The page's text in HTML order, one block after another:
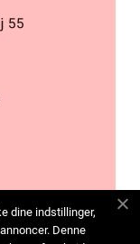
dine indstillinger,
Denne